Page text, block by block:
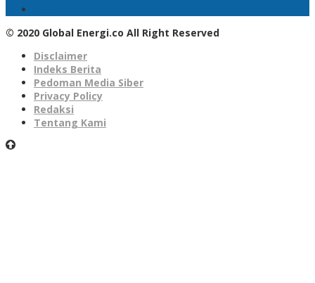
© 2020 Global Energi.co All Right Reserved
Disclaimer
Indeks Berita
Pedoman Media Siber
Privacy Policy
Redaksi
Tentang Kami